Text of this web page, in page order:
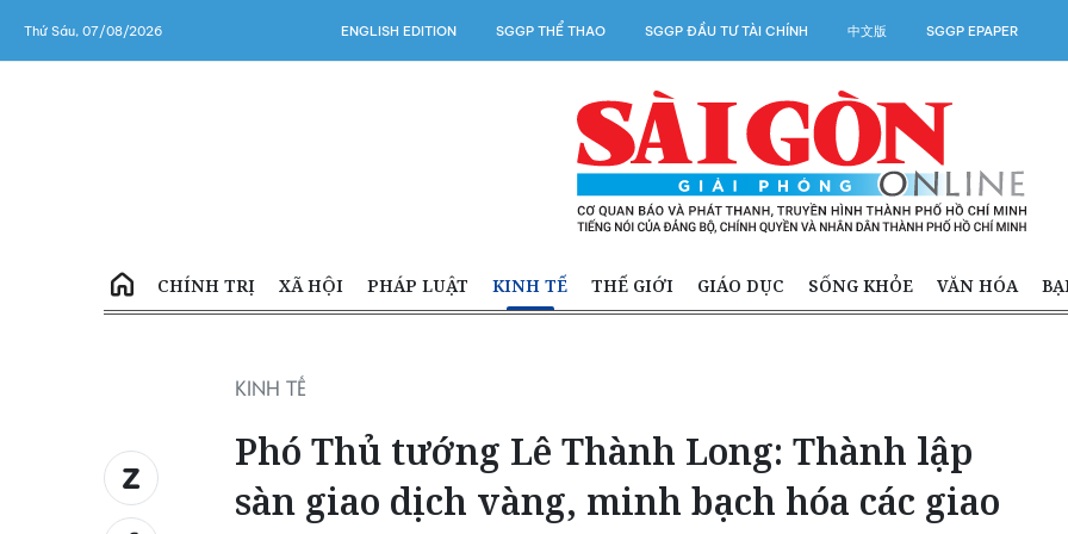
Thứ Sáu, 07/08/2026 ENGLISH EDITION SGGP THỂ THAO SGGP ĐẦU TƯ TÀI CHÍNH 中文版 SGGP EPAPER
CHÍNH TRỊ XÃ HỘI PHÁP LUẬT KINH TẾ THẾ GIỚI GIÁO DỤC SỐNG KHỎE VĂN HÓA
KINH TẾ
Phó Thủ tướng Lê Thành Long: Thành lập
sàn giao dịch vàng, minh bạch hóa các giao